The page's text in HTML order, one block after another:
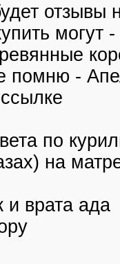
отзывы
могут
-
по
на
и врата ада